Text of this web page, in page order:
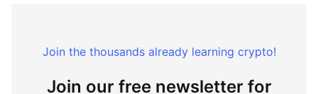
Join the thousands already learning crypto!
Join our free newsletter for